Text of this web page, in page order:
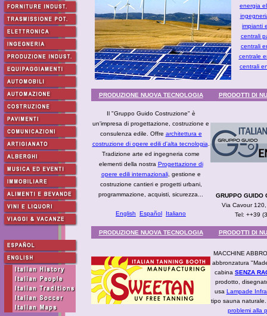
energia
impianti
centrali
centrali
centrale
centrali
PRODUZIONE NUOVA TECNOLOGIA PRODOTTI DI
Il "Gruppo Guido Costruzione" è
un'impresa di progettazione, costruzione e
consulenza edile. Offre architettura e
costruzione di opere edili d'alta tecnologia
Tradizione arte ed ingegneria come
elementi della nostra Progettazione di
opere edili internazionali, gestione e
costruzione cantieri e progetti urbani,
programmazione, acquisti, sicurezza...
English Español Italiano
GRUPPO GUIDO
Via Cavour 120,
Tel: ++39
PRODUZIONE NUOVA TECNOLOGIA PRODOTTI DI
MACCHINE
abbronzatura
cabina SENZA
prodotto,
usa Lampade
tipo sauna
problemi alla